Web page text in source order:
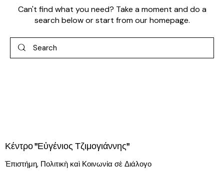
Can't find what you need? Take a moment and do a
search below or start fromour homepage.
Κέντρο "Εὐγένιος Τζιμογιάννης"
Ἐπιστήμη, Πολιτικὴ καὶ Κοινωνία σὲ Διάλογο